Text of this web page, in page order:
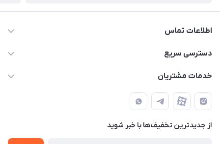
اطلاعات تماس
۰۲۱91095320 - 09120057355 - 09915561288
حضوری از قبل با پشتیبان های فروشگاه هماهنگ کنید)
دسترسی سریع
حساب کاربری
لیست محصولات
تماس با ما
خدمات مشتریان
قوانین و مقررات
حریم خصوصی
راهنما
از جدید‌ترین تخفیف‌ها با‌ خبر شوید